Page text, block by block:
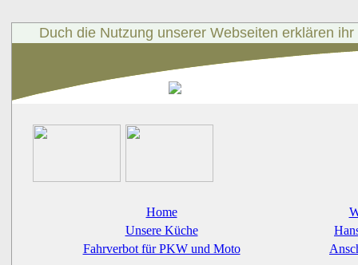
Duch die Nutzung unserer Webseiten erklären
Home
Unsere Küche
Fahrverbot für PKW und Moto